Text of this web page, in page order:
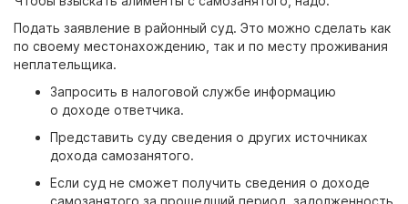
Подать заявление в районный суд. Это можно сделать как
по своему местонахождению, так и по месту проживания
неплательщика.
Запросить в налоговой службе информацию
о доходе ответчика.
Представить суду сведения о других источниках
дохода самозанятого.
Если суд не сможет получить сведения о доходе
самозанятого за прошедший период, задолженность